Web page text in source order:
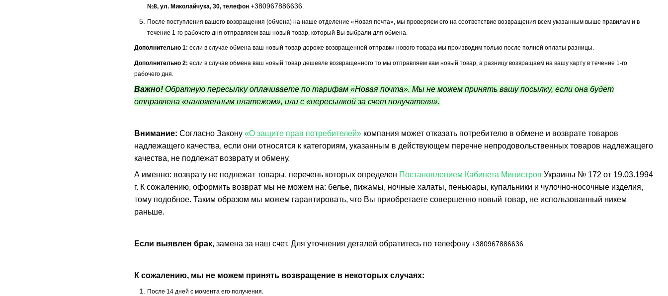
№8, ул. Миколайчука, 30, телефон +380967886636.
После поступления вашего возвращения (обмена) на наше отделение «Новая почта», мы проверяем его на соответствие возвращения всем указанным выше правилам и в
течение 1-го рабочего дня отправляем ваш новый товар, который Вы выбрали для обмена.
Дополнительно 1: если в случае обмена ваш новый товар дороже возвращенной отправки нового товара мы производим только после полной оплаты разницы.
Дополнительно 2: если в случае обмена ваш новый товар дешевле возвращенного то мы отправляем вам новый товар, а разницу возвращаем на вашу карту в течение 1-го
рабочего дня.
Важно! Обратную пересылку оплачиваете по тарифам «Новая почта». Мы не можем принять вашу посылку, если она будет
отправлена «наложенным платежом», или с «пересылкой за счет получателя».
Внимание: Согласно Закону «О защите прав потребителей» компания может отказать потребителю в обмене и возврате товаров
надлежащего качества, если они относятся к категориям, указанным в действующем перечне непродовольственных товаров надлежащего
качества, не подлежат возврату и обмену.
А именно: возврату не подлежат товары, перечень которых определен Постановлением Кабинета Министров Украины № 172 от 19.03.1994
г. К сожалению, оформить возврат мы не можем на: белье, пижамы, ночные халаты, пеньюары, купальники и чулочно-носочные изделия,
тому подобное. Таким образом мы можем гарантировать, что Вы приобретаете совершенно новый товар, не использованный никем
раньше.
Если выявлен брак, замена за наш счет. Для уточнения деталей обратитесь по телефону +380967886636
К сожалению, мы не можем принять возвращение в некоторых случаях:
После 14 дней с момента его получения.